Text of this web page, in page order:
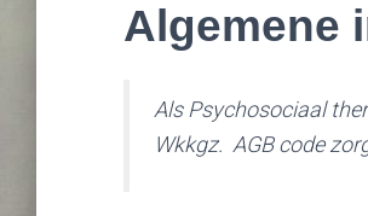
Algemene
Als Psychosociaal
Wkkgz. AGB code